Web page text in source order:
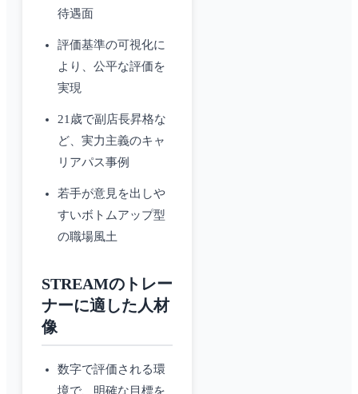
待遇面
評価基準の可視化に
より、公平な評価を
実現
21歳で副店長昇格な
ど、実力主義のキャ
リアパス事例
若手が意見を出しや
すいボトムアップ型
の職場風土
STREAMのトレー
ナーに適した人材
像
数字で評価される環
境で、明確な目標を